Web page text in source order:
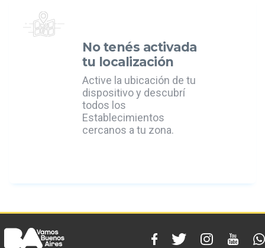
No tenés activada
tu localización
Active la ubicación de tu
dispositivo y descubrí
todos los
Establecimientos
cercanos a tu zona.